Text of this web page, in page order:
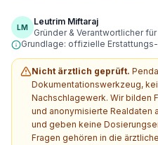
LM
Leutrim Miftaraj
Gründer & Verantwortlicher
Grundlage: offizielle
Nicht ärztlich geprüft.
Dokumentationswerkzeug,
Nachschlagewerk. Wir bilden
und anonymisierte
und geben keine
Fragen gehören in die